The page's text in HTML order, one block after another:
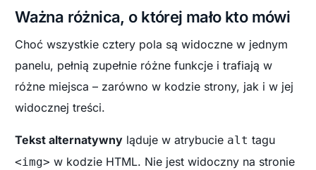
Ważna różnica, o której mało kto mówi
Choć wszystkie cztery pola są widoczne w jednym
panelu, pełnią zupełnie różne funkcje i trafiają w
różne miejsca – zarówno w kodzie strony, jak i w jej
widocznej treści.
Tekst alternatywny ląduje w atrybucie alt tagu
<img> w kodzie HTML. Nie jest widoczny na stronie